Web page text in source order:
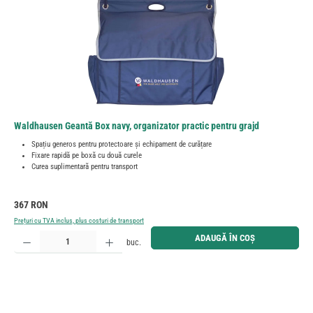
Waldhausen Geantă Box navy, organizator practic pentru grajd
Spațiu generos pentru protectoare și echipament de curățare
Fixare rapidă pe boxă cu două curele
Curea suplimentară pentru transport
Preț obișnuit:
367 RON
Prețuri cu TVA inclus, plus costuri de transport
Cantitate produs: Introduceți cantitatea dorită sau utilizați butoanele pentru a mări sau micșora
buc. ADAUGĂ ÎN COȘ